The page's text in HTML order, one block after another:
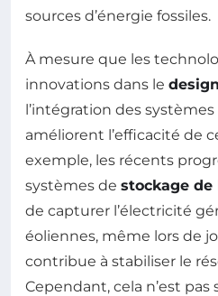
sources d’énergie fossiles.
À mesure que les
innovations dans le
l’intégration des
améliorent l’efficacité de
exemple, les récents
systèmes de stockage de
de capturer l’électricité
éoliennes, même lors de
contribue à stabiliser le
Cependant, cela n’est pas